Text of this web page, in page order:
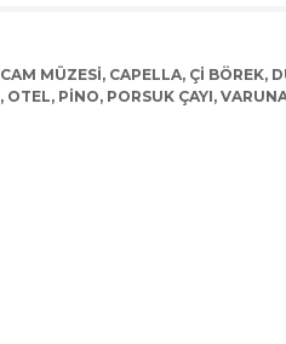
CAM MÜZESI, CAPELLA, ÇI BÖREK,
, OTEL, PINO, PORSUK ÇAYI,